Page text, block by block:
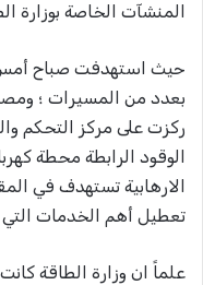
المنشآت الخاصة بوزارة
حيث استهدفت صباح
بعدد من المسيرات ؛
الارهابية تستهدف في
تعطيل أهم الخدمات التي
علماً ان وزارة الطاقة